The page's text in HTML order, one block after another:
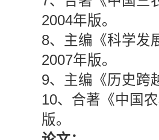
2004年版。
8、主编《科学发
2007年版。
9、主编《历史跨
10、合著《中国
版。